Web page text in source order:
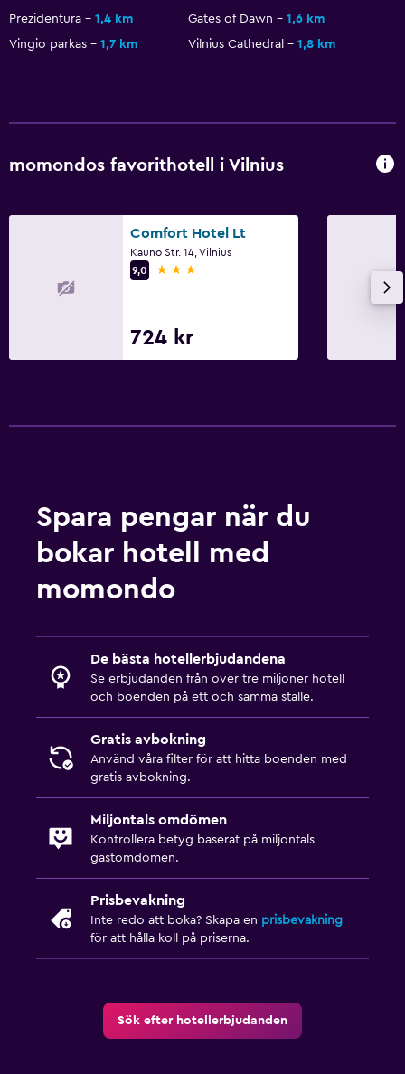
Prezidentūra 1,4 km Gates of Dawn
1,6 km
Vingio parkas
1,7 km Vilnius Cathedral 1,8 km
momondos favorithotell i Vilnius
Comfort Hotel Lt
Kauno Str. 14, Vilnius
9,0
3 stjärnor
724 kr
Spara pengar när du
bokar hotell med
momondo
De bästa hotellerbjudandena
Se erbjudanden från över tre miljoner hotell
och boenden på ett och samma ställe.
Gratis avbokning
Använd våra filter för att hitta boenden med
gratis avbokning.
Miljontals omdömen
Kontrollera betyg baserat på miljontals
gästomdömen.
Prisbevakning
Inte redo att boka? Skapa en prisbevakning
för att hålla koll på priserna.
Sök efter hotellerbjudanden